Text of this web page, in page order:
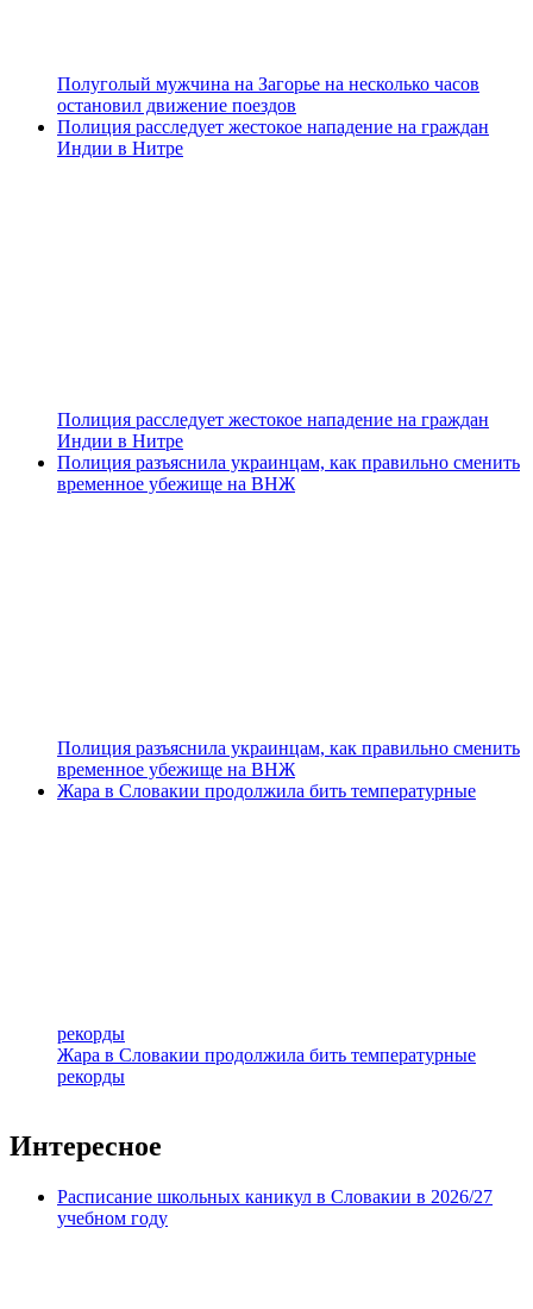
Полуголый мужчина на Загорье на несколько часов
остановил движение поездов
Полиция расследует жестокое нападение на граждан
Индии в Нитре
Полиция расследует жестокое нападение на граждан
Индии в Нитре
Полиция разъяснила украинцам, как правильно сменить
временное убежище на ВНЖ
Полиция разъяснила украинцам, как правильно сменить
временное убежище на ВНЖ
Жара в Словакии продолжила бить температурные
рекорды
Жара в Словакии продолжила бить температурные
рекорды
Интересное
Расписание школьных каникул в Словакии в 2026/27
учебном году